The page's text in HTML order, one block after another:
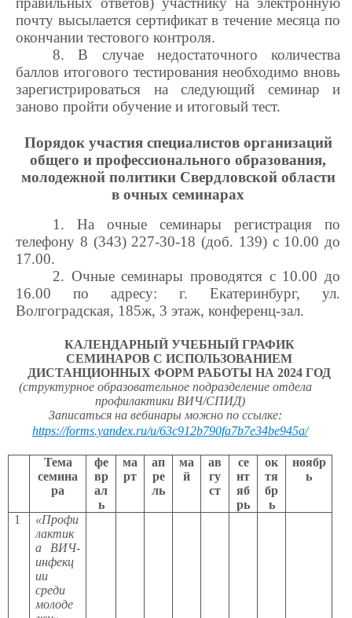
почту высылается сертификат в течение месяца по
окончании тестового контроля.
8. В случае недостаточного количества
баллов итогового тестирования необходимо вновь
зарегистрироваться на следующий семинар и
заново пройти обучение и итоговый тест.
Порядок участия специалистов организаций
общего и профессионального образования,
молодежной политики Свердловской области
в очных семинарах
1. На очные семинары регистрация по
телефону 8 (343) 227-30-18 (доб. 139) с 10.00 до
17.00.
2. Очные семинары проводятся с 10.00 до
16.00 по адресу: г. Екатеринбург, ул.
Волгоградская, 185ж, 3 этаж, конференц-зал.
КАЛЕНДАРНЫЙ УЧЕБНЫЙ ГРАФИК
СЕМИНАРОВ С ИСПОЛЬЗОВАНИЕМ
ДИСТАНЦИОННЫХ ФОРМ РАБОТЫ НА 2024 ГОД
(структурное образовательное подразделение отдела
профилактики ВИЧ/СПИД)
Записаться на вебинары можно по ссылке:
https://forms.yandex.ru/u/63c912b790fa7b7e34be945a/
Тема
семина
ра
фе
вр
ал
ь
ма
рт
ап
ре
ль
ма
й
ав
гу
ст
се
нт
яб
рь
ок
тя
бр
ь
ноябр
ь
1
«Профи
лактик
а ВИЧ-
инфекц
ии
среди
молоде